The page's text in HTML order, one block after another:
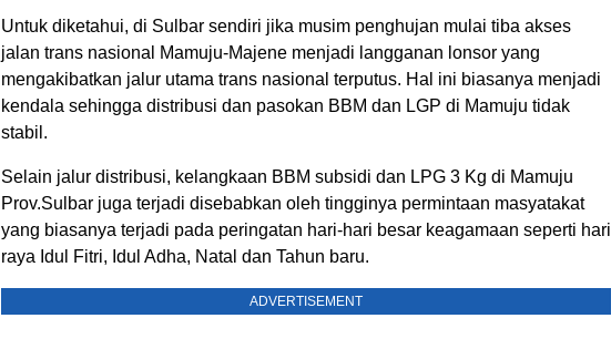
Untuk diketahui, di Sulbar sendiri jika musim penghujan mulai tiba akses
jalan trans nasional Mamuju-Majene menjadi langganan lonsor yang
mengakibatkan jalur utama trans nasional terputus. Hal ini biasanya menjadi
kendala sehingga distribusi dan pasokan BBM dan LGP di Mamuju tidak
stabil.
Selain jalur distribusi, kelangkaan BBM subsidi dan LPG 3 Kg di Mamuju
Prov.Sulbar juga terjadi disebabkan oleh tingginya permintaan masyatakat
yang biasanya terjadi pada peringatan hari-hari besar keagamaan seperti hari
raya Idul Fitri, Idul Adha, Natal dan Tahun baru.
ADVERTISEMENT